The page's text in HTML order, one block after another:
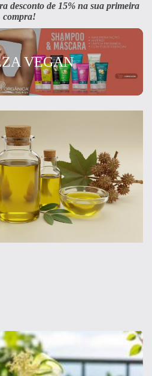
desconto de 15% na sua primeira
compra!
VEGAN
forma natural! Conheça nossos
💚 Use o cupom PRIMEIRA15
Veja aqui